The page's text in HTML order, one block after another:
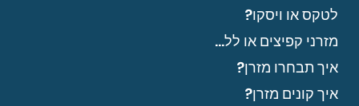
לטקס או ויסקו?
מזרני קפיצים או ללא?
איך תבחרו מזרן?
איך קונים מזרן?